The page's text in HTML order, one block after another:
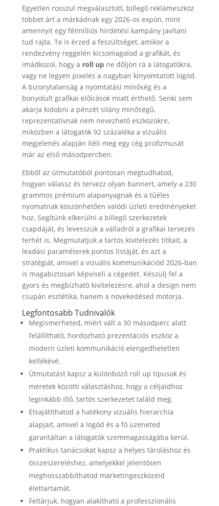
Egyetlen rosszul megválasztott, billegő reklámeszköz
többet árt a márkádnak egy 2026-os expón, mint
amennyit egy félmilliós hirdetési kampány javítani
tud rajta. Te is érzed a feszültséget, amikor a
rendezvény reggelén kicsomagolod a grafikát, és
imádkozol, hogy a roll upne dőljön rá a látogatókra,
vagy ne legyen pixeles a nagyban kinyomtatott logód.
A bizonytalanság a nyomtatási minőség és a
bonyolult grafikai előírások miatt érthető. Senki sem
akarja kidobni a pénzét silány minőségű,
reprezentatívnak nem nevezhető eszközökre,
miközben a látogatók 92 százaléka a vizuális
megjelenés alapján ítéli meg egy cég profizmusát
már az első másodpercben.
Ebből az útmutatóból pontosan megtudhatod,
hogyan válassz és tervezz olyan bannert, amely a 230
grammos prémium alapanyagnak és a tűéles
nyomatnak köszönhetően valódi üzleti eredményeket
hoz. Segítünk elkerülni a billegő szerkezetek
csapdáját, és levesszük a válladról a grafikai tervezés
terhét is. Megmutatjuk a tartós kivitelezés titkait, a
leadási paraméterek pontos listáját, és azt a
stratégiát, amivel a vizuális kommunikációd 2026-ban
is magabiztosan képviseli a cégedet. Készülj fel a
gyors és megbízható kivitelezésre, ahol a design nem
csupán esztétika, hanem a növekedésed motorja.
Legfontosabb Tudnivalók
Megismerheted, miért vált a 30 másodperc alatt
felállítható, hordozható prezentációs eszköz a
modern üzleti kommunikáció elengedhetetlen
kellékévé.
Útmutatást kapsz a különböző roll up típusok és
méretek közötti választáshoz, hogy a céljaidhoz
leginkább illő, tartós szerkezetet találd meg.
Elsajátíthatod a hatékony vizuális hierarchia
alapjait, amivel a logód és a fő üzeneted
garantáltan a látogatók szemmagasságába kerül.
Praktikus tanácsokat kapsz a helyes tároláshoz és
összeszereléshez, amelyekkel jelentősen
meghosszabbíthatod marketingeszközeid
élettartamát.
Feltárjuk, hogyan alakítható a professzionális